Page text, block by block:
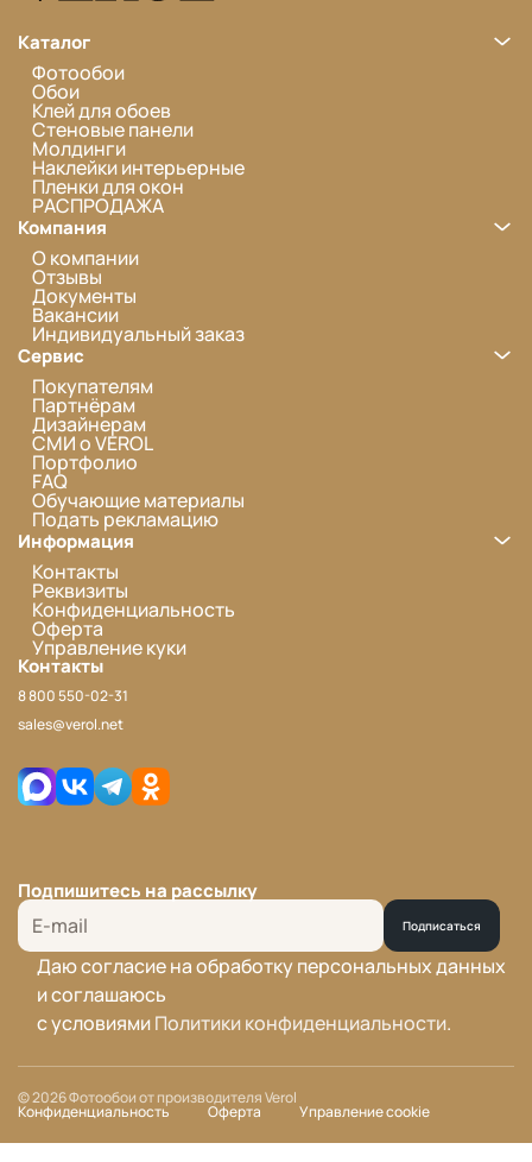
Каталог
Фотообои
Обои
Клей для обоев
Стеновые панели
Молдинги
Наклейки интерьерные
Пленки для окон
РАСПРОДАЖА
Компания
О компании
Отзывы
Документы
Вакансии
Индивидуальный заказ
Сервис
Покупателям
Партнёрам
Дизайнерам
СМИ о VEROL
Портфолио
FAQ
Обучающие материалы
Подать рекламацию
Информация
Контакты
Реквизиты
Конфиденциальность
Оферта
Управление куки
Контакты
8 800 550-02-31
sales@verol.net
Подпишитесь на рассылку
Подписаться
Даю согласие на обработку персональных данных
и соглашаюсь
с условиямиПолитики конфиденциальности.
© 2026 Фотообои от производителя Verol
Конфиденциальность Оферта Управление cookie